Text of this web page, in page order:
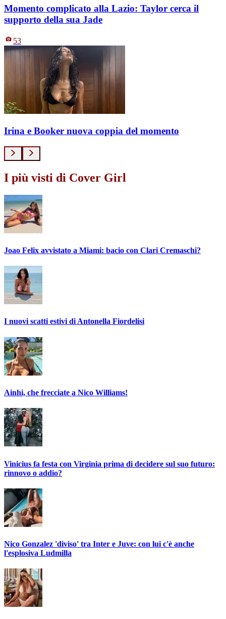
Momento complicato alla Lazio: Taylor cerca il
supporto della sua Jade
53
Irina e Booker nuova coppia del momento
I più visti di Cover Girl
Joao Felix avvistato a Miami: bacio con Clari Cremaschi?
I nuovi scatti estivi di Antonella Fiordelisi
Ainhi, che frecciate a Nico Williams!
Vinicius fa festa con Virginia prima di decidere sul suo futuro:
rinnovo o addio?
Nico Gonzalez 'diviso' tra Inter e Juve: con lui c'è anche
l'esplosiva Ludmilla